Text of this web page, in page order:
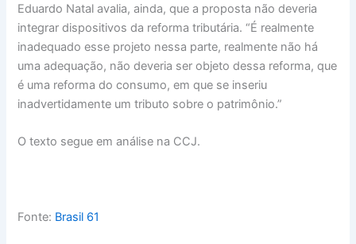
Eduardo Natal avalia, ainda, que a proposta não deveria
integrar dispositivos da reforma tributária. “É realmente
inadequado esse projeto nessa parte, realmente não há
uma adequação, não deveria ser objeto dessa reforma, que
é uma reforma do consumo, em que se inseriu
inadvertidamente um tributo sobre o patrimônio.”
O texto segue em análise na CCJ.
Fonte: Brasil 61